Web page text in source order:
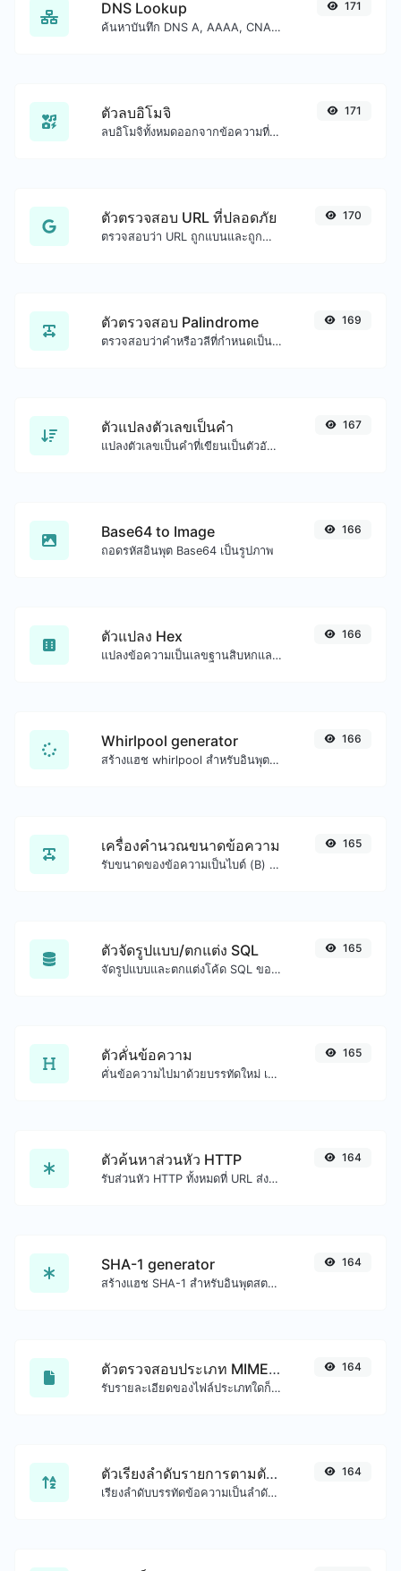
DNS Lookup
ค้นหาบันทึก DNS A, AAAA, CNAME, MX, NS, TXT, SOA ของโฮสต์
171
ตัวลบอิโมจิ
ลบอิโมจิทั้งหมดออกจากข้อความที่กำหนดได้อย่างง่ายดาย
171
ตัวตรวจสอบ URL ที่ปลอดภัย
ตรวจสอบว่า URL ถูกแบนและถูกทำเครื่องหมายว่าปลอดภัย/ไม่ปลอดภัยโดย Google หรือไม่
170
ตัวตรวจสอบ Palindrome
ตรวจสอบว่าคำหรือวลีที่กำหนดเป็น palindrome หรือไม่ (อ่านจากหลังไปหน้าเหมือนอ่านจากหน้าไปหลัง)
169
ตัวแปลงตัวเลขเป็นคำ
แปลงตัวเลขเป็นคำที่เขียนเป็นตัวอักษร
167
Base64 to Image
ถอดรหัสอินพุต Base64 เป็นรูปภาพ
166
ตัวแปลง Hex
แปลงข้อความเป็นเลขฐานสิบหกและอีกทางหนึ่งสำหรับอินพุตสตริงใดๆ
166
Whirlpool generator
สร้างแฮช whirlpool สำหรับอินพุตสตริงใดๆ
166
เครื่องคำนวณขนาดข้อความ
รับขนาดของข้อความเป็นไบต์ (B) กิโลไบต์ (KB) หรือเมกะไบต์ (MB)
165
ตัวจัดรูปแบบ/ตกแต่ง SQL
จัดรูปแบบและตกแต่งโค้ด SQL ของคุณได้อย่างง่ายดาย
165
ตัวคั่นข้อความ
คั่นข้อความไปมาด้วยบรรทัดใหม่ เครื่องหมายจุลภาค จุด ... ฯลฯ
165
ตัวค้นหาส่วนหัว HTTP
รับส่วนหัว HTTP ทั้งหมดที่ URL ส่งคืนสำหรับคำขอ GET ทั่วไป
164
SHA-1 generator
สร้างแฮช SHA-1 สำหรับอินพุตสตริงใดๆ
164
ตัวตรวจสอบประเภท MIME ของไฟล์
รับรายละเอียดของไฟล์ประเภทใดก็ได้ เช่น ประเภท MIME หรือวันที่แก้ไขล่าสุด
164
ตัวเรียงลำดับรายการตามตัวอักษร
เรียงลำดับบรรทัดข้อความเป็นลำดับตัวอักษร (A-Z หรือ Z-A) ได้อย่างง่ายดาย
164